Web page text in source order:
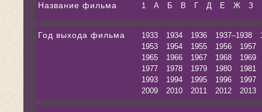
Название фильма 1 А Б В Г Д Е Ж З
Год выхода фильма 1933 1934 1936 1937–1938
1953
1954 1955 1956
1957
1965
1966 1967 1968
1969
1977
1978 1979 1980
1981
1993
1994 1995 1996
1997
2009
2010 2011 2012 2013